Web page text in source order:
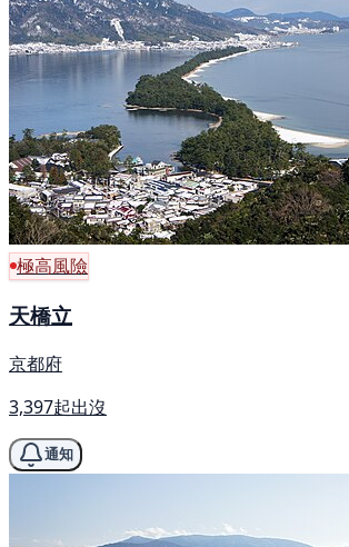
極高風險
天橋立
京都府
3,397起出沒
通知